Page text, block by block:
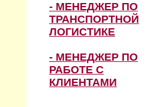
- МЕНЕДЖЕР ПО
ТРАНСПОРТНОЙ
ЛОГИСТИКЕ
- МЕНЕДЖЕР ПО
РАБОТЕ С
КЛИЕНТАМИ